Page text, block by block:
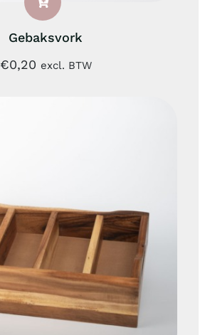
Gebaksvork
€0,20 excl. BTW